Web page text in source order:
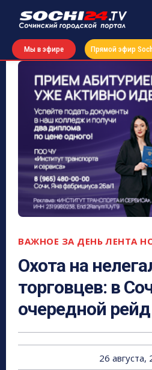
Мы в эфире Прямой эфир
ВАЖНОЕ ЗА ДЕНЬ ЛЕНТА
Охота на
торговцев: в
очередной рейд
26 августа,